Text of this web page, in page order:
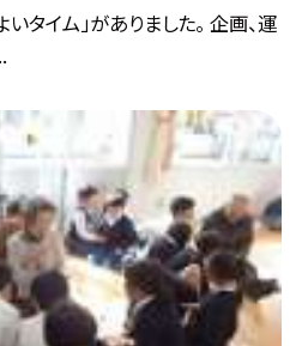
タイム」がありました。 企画、運